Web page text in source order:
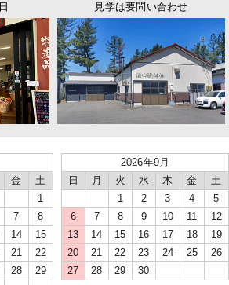
見学は要問い合わせ
金
土
1
7
8
14
15
21
22
28
29
2026年9月
日
月 火 水 木 金
土
1
2 3 4
5
6
7 8 9 10 11
12
13
14 15 16 17 18
19
20
21 22 23 24 25
26
27
28 29 30